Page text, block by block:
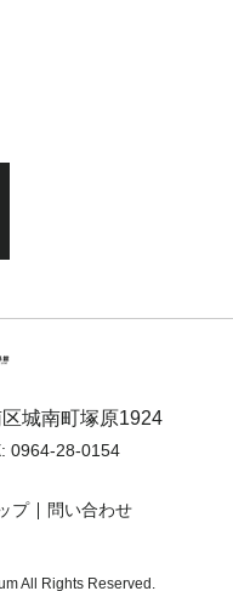
城南町塚原1924
0964-28-0154
プ 問い合わせ
All Rights Reserved.